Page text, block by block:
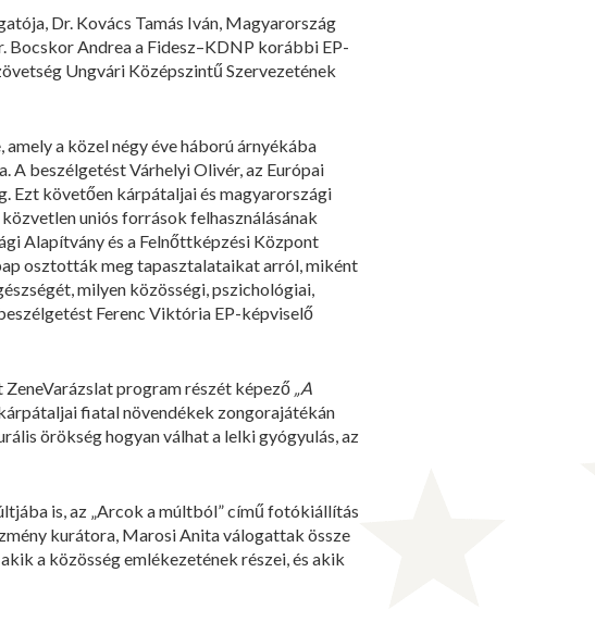
Dr. Kovács Tamás Iván, Magyarország
Andrea a Fidesz–KDNP korábbi EP-
Ungvári Középszintű Szervezetének
a közel négy éve háború árnyékába
A beszélgetést Várhelyi Olivér, az Európai
Ezt követően kárpátaljai és magyarországi
uniós források felhasználásának
Alapítvány és a Felnőttképzési Központ
osztották meg tapasztalataikat arról, miként
milyen közösségi, pszichológiai,
Ferenc Viktória EP-képviselő
program részét képező „A
fiatal növendékek zongorajátékán
örökség hogyan válhat a lelki gyógyulás, az
is, az „Arcok a múltból” című fotókiállítás
kurátora, Marosi Anita válogattak össze
a közösség emlékezetének részei, és akik